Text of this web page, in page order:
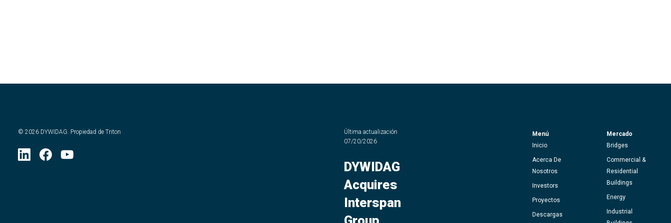
© 2026 DYWIDAG. Propiedad de Triton
Última actualización
07/20/2026
DYWIDAG
Acquires
Interspan
Menú
Inicio
Acerca De
Nosotros
Investors
Proyectos
Descargas
Mercado
Bridges
Commercial &
Residential
Buildings
Energy
Industrial